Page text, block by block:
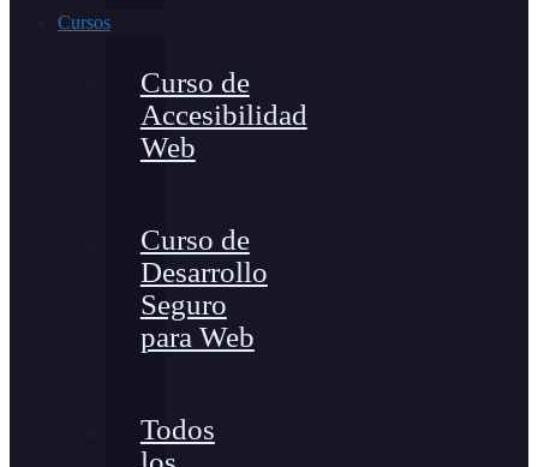
Cursos
Curso de
Accesibilidad
Web
Curso de
Desarrollo
Seguro
para Web
Todos